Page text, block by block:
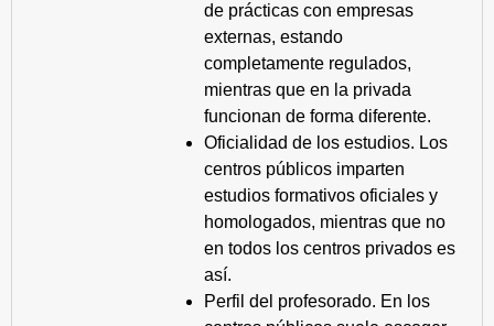
de prácticas con empresas
externas, estando
completamente regulados,
mientras que en la privada
funcionan de forma diferente.
Oficialidad de los estudios. Los
centros públicos imparten
estudios formativos oficiales y
homologados, mientras que no
en todos los centros privados es
así.
Perfil del profesorado. En los